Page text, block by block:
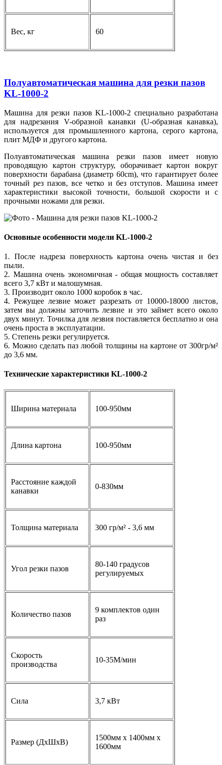
Вес, кг 60
Полуавтоматическая машина для резки пазов
KL-1000-2
Машина для резки пазов KL-1000-2 специально разработана
для надрезания V-образной канавки (U-образная канавка),
используется для промышленного картона, серого картона,
плит МДФ и другого картона.
Полуавтоматическая машина резки пазов имеет новую
проводящую картон структуру, оборачивает картон вокруг
поверхности барабана (диаметр 60cm), что гарантирует более
точный рез пазов, все четко и без отступов. Машина имеет
характеристики высокой точности, большой скорости и с
прочными ножами для резки.
Основные особенности модели KL-1000-2
1. После надреза поверхность картона очень чистая и без
пыли.
2. Машина очень экономичная - общая мощность составляет
всего 3,7 кВт и малошумная.
3. Производит около 1000 коробок в час.
4. Режущее лезвие может разрезать от 10000-18000 листов,
затем вы должны заточить лезвие и это займет всего около
двух минут. Точилка для лезвия поставляется бесплатно и она
очень проста в эксплуатации.
5. Степень резки регулируется.
6. Можно сделать паз любой толщины на картоне от 300гр/м²
до 3,6 мм.
Технические характеристики KL-1000-2
Ширина материала 100-950мм
Длина картона 100-950мм
Расстояние каждой
канавки
0-830мм
Толщина материала 300 гр/м² - 3,6 мм
Угол резки пазов
80-140 градусов
регулируемых
Количество пазов
9 комплектов один
раз
Скорость
производства
10-35М/мин
Сила 3,7 кВт
Размер (ДхШхВ)
1500мм х 1400мм х
1600мм